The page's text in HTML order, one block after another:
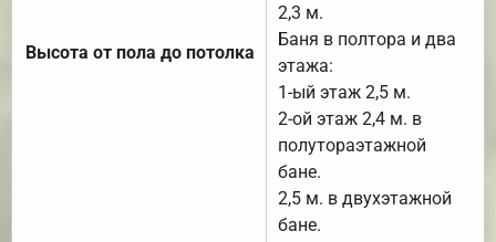
Высота от пола до потолка
2,3 м.
Баня в полтора и два
этажа:
1-ый этаж 2,5 м.
2-ой этаж 2,4 м. в
полутораэтажной
бане.
2,5 м. в двухэтажной
бане.